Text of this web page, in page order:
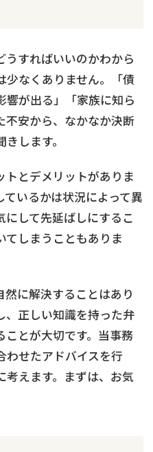
すればいいのかわから
少なくありません。「債
響が出る」「家族に知ら
不安から、なかなか決断
します。
とデメリットがありま
いるかは状況によって異
して先延ばしにするこ
てしまうこともありま
に解決することはあり
、正しい知識を持った弁
とが大切です。当事務
わせたアドバイスを行
考えます。まずは、お気